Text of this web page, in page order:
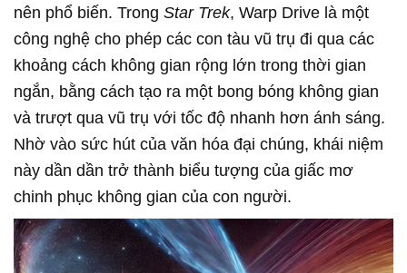
nên phổ biến. Trong Star Trek, Warp Drive là một
công nghệ cho phép các con tàu vũ trụ đi qua các
khoảng cách không gian rộng lớn trong thời gian
ngắn, bằng cách tạo ra một bong bóng không gian
và trượt qua vũ trụ với tốc độ nhanh hơn ánh sáng.
Nhờ vào sức hút của văn hóa đại chúng, khái niệm
này dần dần trở thành biểu tượng của giấc mơ
chinh phục không gian của con người.